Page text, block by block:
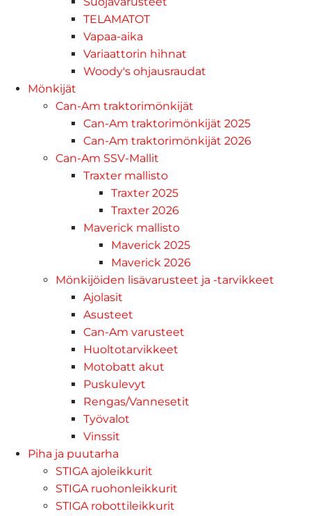
TELAMATOT
Vapaa-aika
Variaattorin hihnat
Woody's ohjausraudat
Mönkijät
Can-Am traktorimönkijät
Can-Am traktorimönkijät 2025
Can-Am traktorimönkijät 2026
Can-Am SSV-Mallit
Traxter mallisto
Traxter 2025
Traxter 2026
Maverick mallisto
Maverick 2025
Maverick 2026
Mönkijöiden lisävarusteet ja -tarvikkeet
Ajolasit
Asusteet
Can-Am varusteet
Huoltotarvikkeet
Motobatt akut
Puskulevyt
Rengas/Vannesetit
Työvalot
Vinssit
Piha ja puutarha
STIGA ajoleikkurit
STIGA ruohonleikkurit
STIGA robottileikkurit